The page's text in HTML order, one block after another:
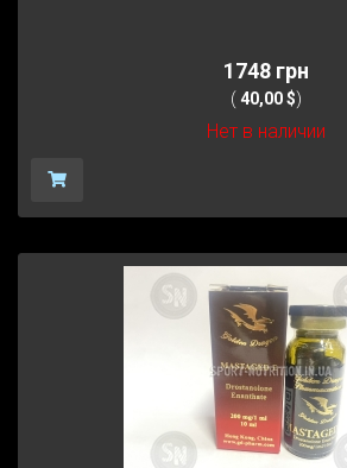
1748 грн
( 40,00 $)
Нет в наличии